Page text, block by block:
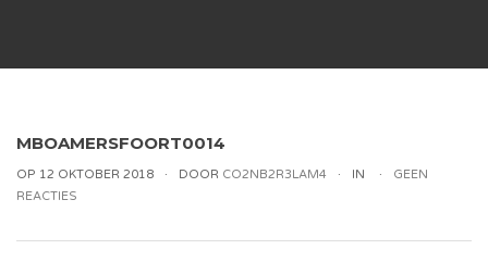
MBOAMERSFOORT0014
OP 12 OKTOBER 2018 DOOR CO2NB2R3LAM4 IN
GEEN
REACTIES